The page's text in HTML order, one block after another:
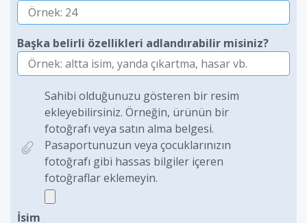
Başka belirli özellikleri adlandırabilir misiniz?
Sahibi olduğunuzu gösteren bir resim
ekleyebilirsiniz. Örneğin, ürünün bir
fotoğrafı veya satın alma belgesi.
Pasaportunuzun veya çocuklarınızın
fotoğrafı gibi hassas bilgiler içeren
fotoğraflar eklemeyin.
İsim